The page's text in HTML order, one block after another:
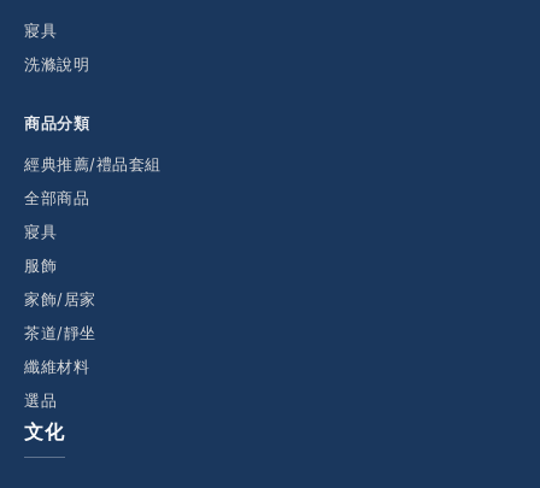
寢具
洗滌說明
商品分類
經典推薦/禮品套組
全部商品
寢具
服飾
家飾/居家
茶道/靜坐
纖維材料
選品
文化